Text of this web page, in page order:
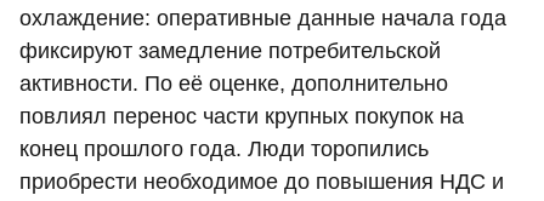
охлаждение: оперативные данные начала года
фиксируют замедление потребительской
активности. По её оценке, дополнительно
повлиял перенос части крупных покупок на
конец прошлого года. Люди торопились
приобрести необходимое до повышения НДС и